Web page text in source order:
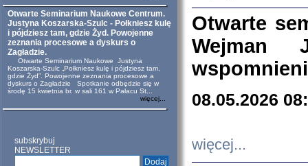
Otwarte Seminarium Naukowe Centrum.
Justyna Koszarska-Szulc - Połkniesz kulę
i pójdziesz tam, gdzie Żyd. Powojenne
zeznania procesowe a dyskurs o
Zagładzie.
Otwarte Seminarium Naukowe Justyna
Koszarska-Szulc „Połkniesz kulę i pójdziesz tam,
gdzie Żyd”. Powojenne zeznania procesowe a
dyskurs o Zagładzie Spotkanie odbędzie się w
środę 15 kwietnia br. w sali 161 w Pałacu St...
więcej...
subskrybuj
NEWSLETTER
Otwarte
Wejman
08.05.2026
więcej...